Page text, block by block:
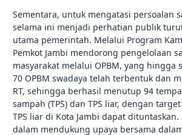
Sementara, untuk mengatasi persoalan
selama ini menjadi perhatian publik
utama pemerintah. Melalui Program
Pemkot Jambi mendorong pengelolaan
masyarakat melalui OPBM, yang hingga
70 OPBM swadaya telah terbentuk dan
RT, sehingga berhasil menutup 94
sampah (TPS) dan TPS liar, dengan
TPS liar di Kota Jambi dapat
dalam mendukung upaya bersama